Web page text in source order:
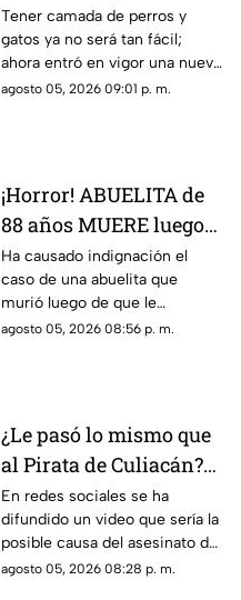
PROHIBE TENER
PERROS y gatos; esto se
sabe
Tener camada de perros y
gatos ya no será tan fácil;
ahora entró en vigor una nueva
ley que prohibe tenerlos. Aquí
agosto 05, 2026 09:01 p. m.
¡Horror! ABUELITA de
88 años MUERE luego
de que le INYECTARAN
CALDO de pollo
Ha causado indignación el
caso de una abuelita que
murió luego de que le
inyectaran caldo de pollo,
agosto 05, 2026 08:56 p. m.
¿Le pasó lo mismo que
al Pirata de Culiacán?
Revelan VIDEO que
podría ser la causa del
asesinato de César
Gastélum
En redes sociales se ha
difundido un video que sería la
posible causa del asesinato del
influencer César Gastélum,
agosto 05, 2026 08:28 p. m.